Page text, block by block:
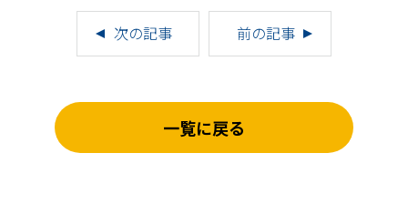
次の記事 前の記事
一覧に戻る